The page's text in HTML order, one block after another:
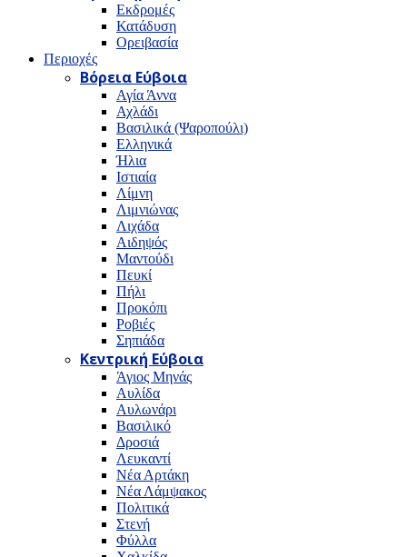
Εκδρομές
Κατάδυση
Ορειβασία
Περιοχές
Βόρεια Εύβοια
Αγία Άννα
Αχλάδι
Βασιλικά (Ψαροπούλι)
Ελληνικά
Ήλια
Ιστιαία
Λίμνη
Λιμνιώνας
Λιχάδα
Αιδηψός
Μαντούδι
Πευκί
Πήλι
Προκόπι
Ροβιές
Σηπιάδα
Κεντρική Εύβοια
Άγιος Μηνάς
Αυλίδα
Αυλωνάρι
Βασιλικό
Δροσιά
Λευκαντί
Νέα Αρτάκη
Νέα Λάμψακος
Πολιτικά
Στενή
Φύλλα